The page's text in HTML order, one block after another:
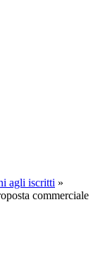
agli iscritti »
commerciale